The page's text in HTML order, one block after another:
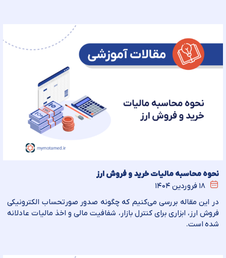
نحوه محاسبه مالیات خرید و فروش ارز
۱۸ فروردین ۱۴۰۴
در این مقاله بررسی می‌کنیم که چگونه صدور صورتحساب الکترونیکی
فروش ارز، ابزاری برای کنترل بازار، شفافیت مالی و اخذ مالیات عادلانه
شده است.